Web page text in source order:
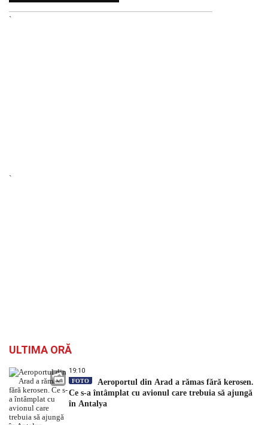
`
`
ULTIMA ORĂ
19:10
FOTO
Aeroportul din Arad a rămas fără kerosen.
Ce s-a întâmplat cu avionul care trebuia să ajungă
în Antalya